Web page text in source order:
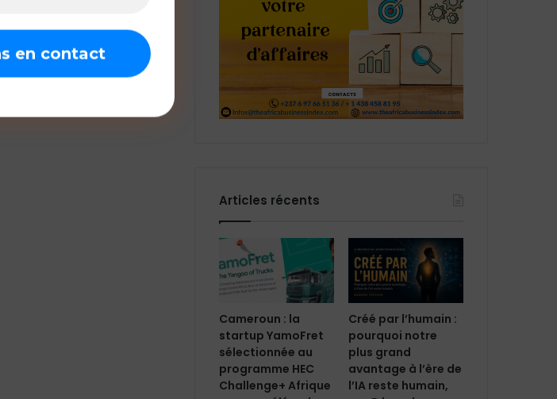
Articles récents
Cameroun : la
startup YamoFret
sélectionnée au
programme HEC
Challenge+ Afrique
Créé par l’humain :
pourquoi notre
plus grand
avantage à l’ère de
l’IA reste humain,